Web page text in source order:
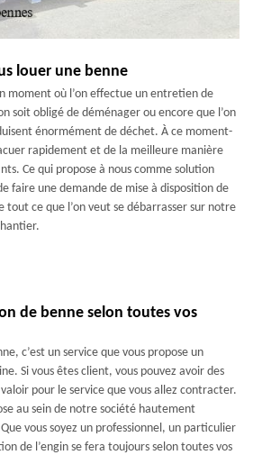
louer une benne
moment où l’on effectue un entretien de
soit obligé de déménager ou encore que l’on
énormément de déchet. À ce moment-
rapidement et de la meilleure manière
Ce qui propose à nous comme solution
faire une demande de mise à disposition de
tout ce que l’on veut se débarrasser sur notre
de benne selon toutes vos
c’est un service que vous propose un
Si vous êtes client, vous pouvez avoir des
pour le service que vous allez contracter.
au sein de notre société hautement
vous soyez un professionnel, un particulier
de l’engin se fera toujours selon toutes vos